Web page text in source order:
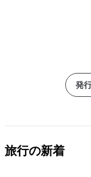
発
旅行の新着